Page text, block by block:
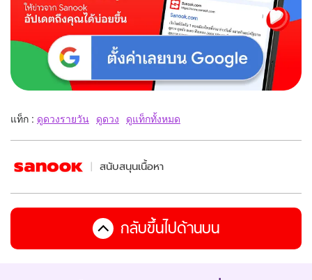
แท็ก : ดูดวงรายวัน ดูดวง ดูแท็กทั้งหมด
สนับสนุนเนื้อหา
กลับขึ้นไปด้านบน